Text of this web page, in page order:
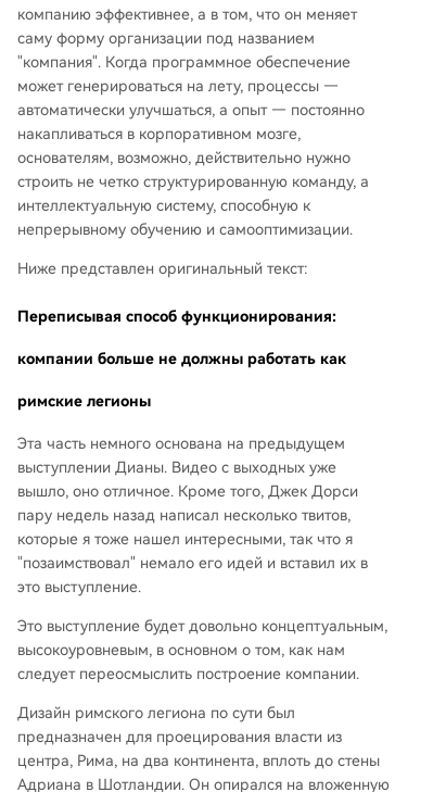
компанию эффективнее, а в том, что он меняет
саму форму организации под названием
"компания". Когда программное обеспечение
может генерироваться на лету, процессы —
автоматически улучшаться, а опыт — постоянно
накапливаться в корпоративном мозге,
основателям, возможно, действительно нужно
строить не четко структурированную команду, а
интеллектуальную систему, способную к
непрерывному обучению и самооптимизации.
Ниже представлен оригинальный текст:
Переписывая способ функционирования:
компании больше не должны работать как
римские легионы
Эта часть немного основана на предыдущем
выступлении Дианы. Видео с выходных уже
вышло, оно отличное. Кроме того, Джек Дорси
пару недель назад написал несколько твитов,
которые я тоже нашел интересными, так что я
"позаимствовал" немало его идей и вставил их в
это выступление.
Это выступление будет довольно концептуальным,
высокоуровневым, в основном о том, как нам
следует переосмыслить построение компании.
Дизайн римского легиона по сути был
предназначен для проецирования власти из
центра, Рима, на два континента, вплоть до стены
Адриана в Шотландии. Он опирался на вложенную